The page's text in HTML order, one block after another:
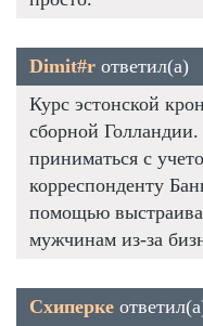
Dimit#r ответил(а)
Курс эстонской
сборной
приниматься с
корреспонденту
помощью
мужчинам из-за
Схиперке